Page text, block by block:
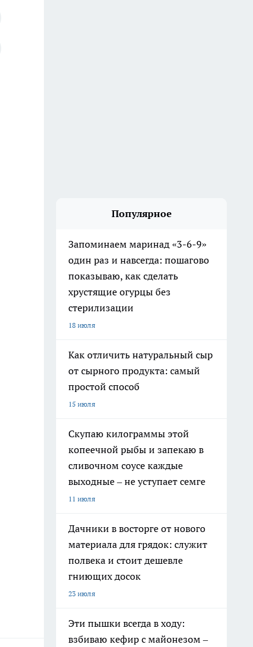
Популярное
Запоминаем маринад «3-6-9»
один раз и навсегда: пошагово
показываю, как сделать
хрустящие огурцы без
стерилизации
18 июля
Как отличить натуральный сыр
от сырного продукта: самый
простой способ
15 июля
Скупаю килограммы этой
копеечной рыбы и запекаю в
сливочном соусе каждые
выходные – не уступает семге
11 июля
Дачники в восторге от нового
материала для грядок: служит
полвека и стоит дешевле
гниющих досок
23 июля
Эти пышки всегда в ходу:
взбиваю кефир с майонезом –